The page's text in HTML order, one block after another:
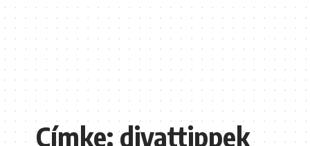
Címke:divattippek